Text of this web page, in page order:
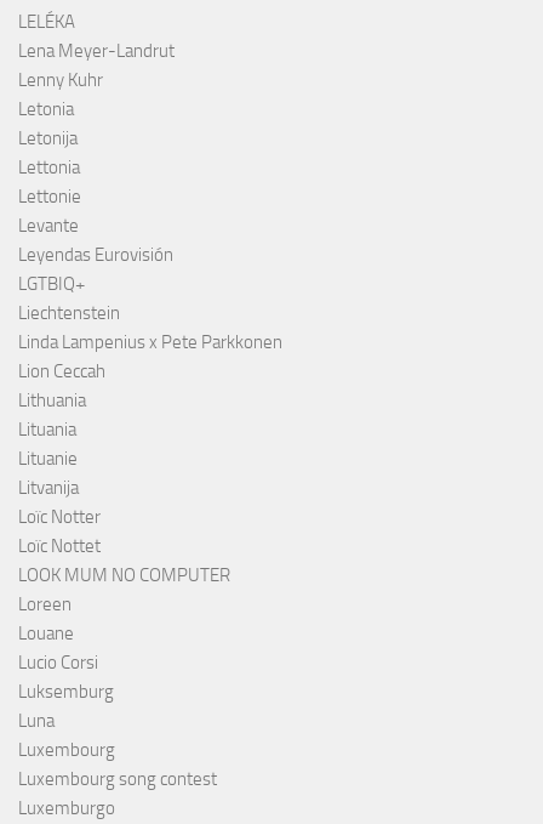
LELÉKA
Lena Meyer-Landrut
Lenny Kuhr
Letonia
Letonija
Lettonia
Lettonie
Levante
Leyendas Eurovisión
LGTBIQ+
Liechtenstein
Linda Lampenius x Pete Parkkonen
Lion Ceccah
Lithuania
Lituania
Lituanie
Litvanija
Loïc Notter
Loïc Nottet
LOOK MUM NO COMPUTER
Loreen
Louane
Lucio Corsi
Luksemburg
Luna
Luxembourg
Luxembourg song contest
Luxemburgo